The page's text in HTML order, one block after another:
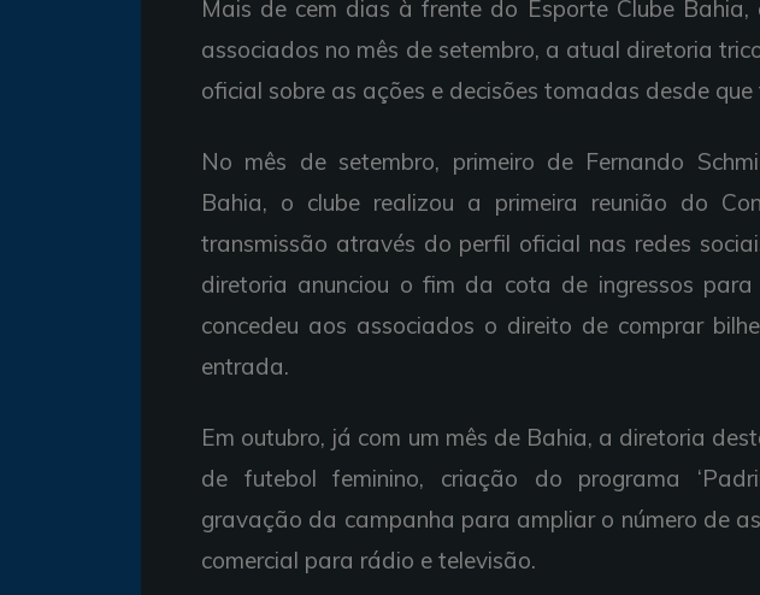
Mais de cem dias à frente do Esporte Clube Bahia,
associados no mês de setembro, a atual diretoria
oficial sobre as ações e decisões tomadas desde
No mês de setembro, primeiro de Fernando
Bahia, o clube realizou a primeira reunião do
transmissão através do perfil oficial nas redes
diretoria anunciou o fim da cota de ingressos
concedeu aos associados o direito de comprar
entrada.
Em outubro, já com um mês de Bahia, a diretoria
de futebol feminino, criação do programa
gravação da campanha para ampliar o número de
comercial para rádio e televisão.